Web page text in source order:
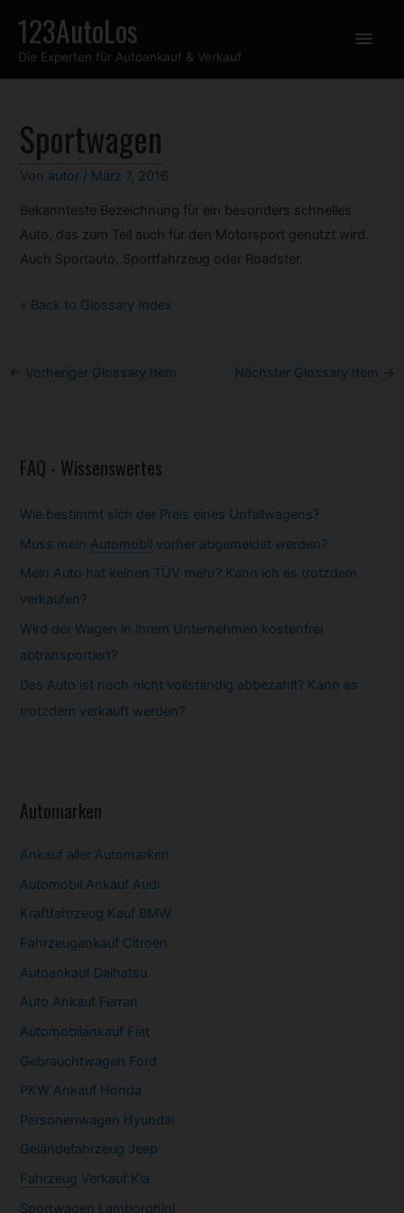
Inhalt
springen
123AutoLos
Die Experten für Autoankauf & Verkauf
Sportwagen
Von autor / März 7, 2016
Bekannteste Bezeichnung für ein besonders schnelles
Auto, das zum Teil auch für den Motorsport genutzt wird.
Auch Sportauto, Sportfahrzeug oder Roadster.
« Back to Glossary Index
Post
← Vorheriger Glossary Item Nächster Glossary Item →
FAQ - Wissenswertes
Wie bestimmt sich der Preis eines Unfallwagens?
Muss mein Automobil vorher abgemeldet werden?
Mein Auto hat keinen TÜV mehr? Kann ich es trotzdem
verkaufen?
Wird der Wagen in ihrem Unternehmen kostenfrei
abtransportiert?
Das Auto ist noch nicht vollständig abbezahlt? Kann es
trotzdem verkauft werden?
Automarken
Ankauf aller Automarken
Automobil Ankauf Audi
Kraftfahrzeug Kauf BMW
Fahrzeugankauf Citroen
Autoankauf Daihatsu
Auto Ankauf Ferrari
Automobilankauf Fiat
Gebrauchtwagen Ford
PKW Ankauf Honda
Personenwagen Hyundai
Geländefahrzeug Jeep
Fahrzeug Verkauf Kia
Sportwagen Lamborghini